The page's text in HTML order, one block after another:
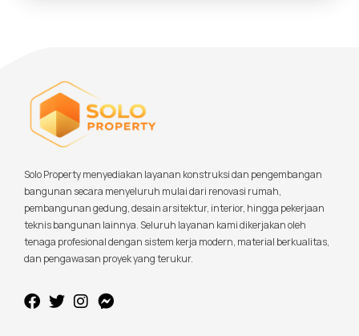
Solo Property menyediakan layanan konstruksi dan pengembangan
bangunan secara menyeluruh mulai dari renovasi rumah,
pembangunan gedung, desain arsitektur, interior, hingga pekerjaan
teknis bangunan lainnya. Seluruh layanan kami dikerjakan oleh
tenaga profesional dengan sistem kerja modern, material berkualitas,
dan pengawasan proyek yang terukur.